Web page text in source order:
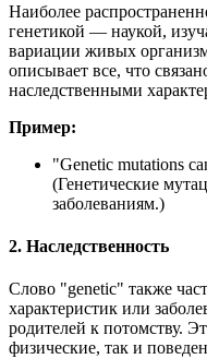
Наиболее
генетикой — наукой,
вариации живых
описывает все, что
наследственными
Пример:
"Genetic mutations
(Генетические
заболеваниям.)
2. Наследственность
Слово "genetic" также
характеристик или
родителей к потомству.
физические, так и